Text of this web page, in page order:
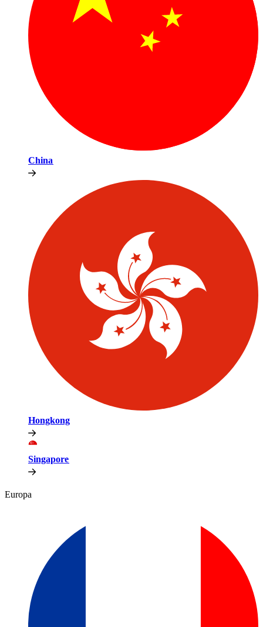
China​​
Hongkong​​
Singapore​​
Europa​​